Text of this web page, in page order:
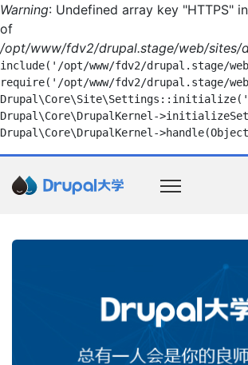
Warning: Undefined array key "HTTPS" in
of
/opt/www/fdv2/drupal.stage/web/sites/
include('/opt/www/fdv2/drupal.stage/
require('/opt/www/fdv2/drupal.stage/
Drupal\Core\DrupalKernel-